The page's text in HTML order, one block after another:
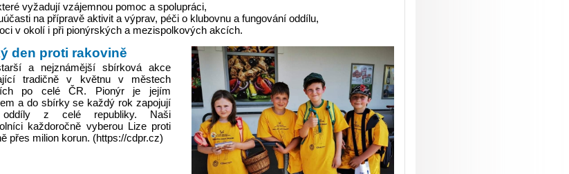
vyžadují vzájemnou pomoc a spolupráci,
na přípravě aktivit a výprav, péči o klubovnu a fungování oddílu,
v okolí i při pionýrských a mezispolkových akcích.
den proti rakovině
a nejznámější sbírková akce
tradičně v květnu v městech
po celé ČR. Pionýr je jejím
a do sbírky se každý rok zapojují
z celé republiky. Naši
každoročně vyberou Lize proti
přes milion korun. (https://cdpr.cz)